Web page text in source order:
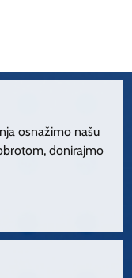
osnažimo našu
donirajmo